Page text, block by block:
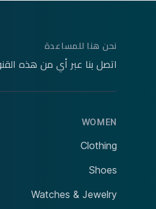
Yingqible
نحن هنا للمساعدة
اتصل بنا عبر أي من هذه
WOMEN
Clothing
Shoes
Watches & Jewelry